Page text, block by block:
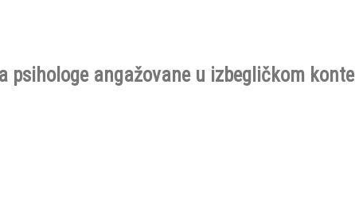
psihologe angažovane u izbegličkom